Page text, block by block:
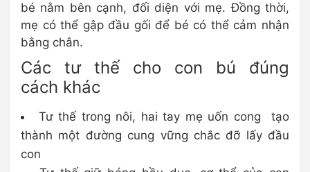
bé nằm bên cạnh, đối diện với mẹ. Đồng thời,
mẹ có thể gập đầu gối để bé có thể cảm nhận
bằng chân.
Các tư thế cho con bú đúng
cách khác
Tư thế trong nôi, hai tay mẹ uốn cong tạo
thành một đường cung vững chắc đỡ lấy đầu
con